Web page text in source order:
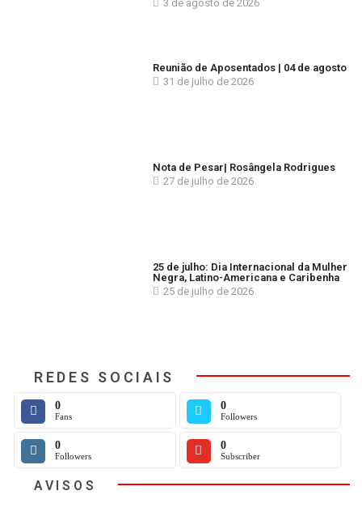
3 de agosto de 2026
Reunião de Aposentados | 04 de agosto
31 de julho de 2026
Nota de Pesar| Rosângela Rodrigues
27 de julho de 2026
25 de julho: Dia Internacional da Mulher
Negra, Latino-Americana e Caribenha
25 de julho de 2026
REDES SOCIAIS
0
Fans
0
Followers
0
Followers
0
Subscriber
AVISOS